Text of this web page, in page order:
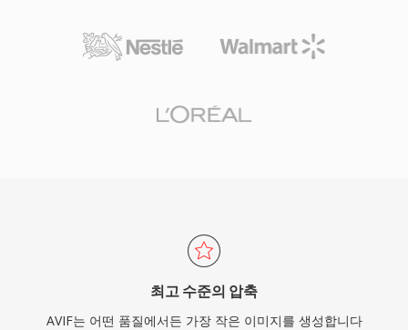
최고 수준의 압축
AVIF는 어떤 품질에서든 가장 작은 이미지를 생성합니다